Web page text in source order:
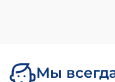
Мы